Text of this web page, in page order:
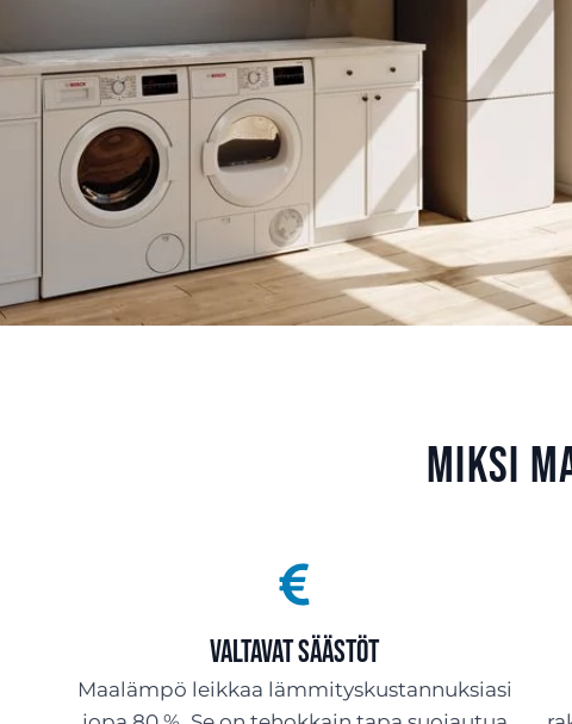
Miksi
Valtavat säästöt
Maalämpö leikkaa lämmityskustannuksiasi